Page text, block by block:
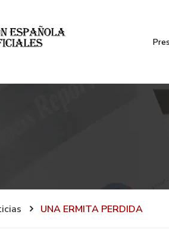
UNA ERMITA PERDIDA